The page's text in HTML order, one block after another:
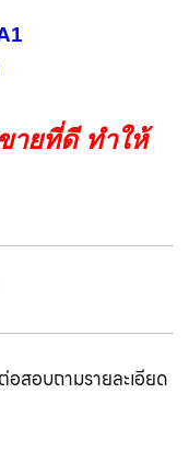
ายที่ดี ทำให้
สอบถามรายละเอียด